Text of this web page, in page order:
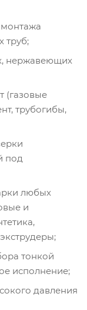
труб;
нержавеющих
(газовые
трубогибы,
под
любых
и
тонкой
исполнение;
давления